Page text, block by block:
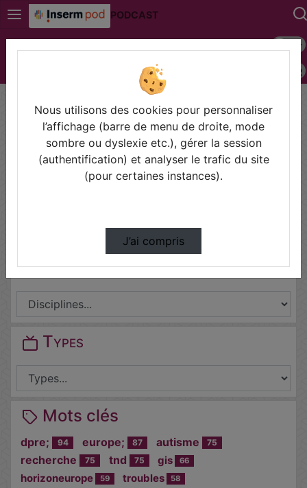
PODCAST
Mode
Police
Contactez nous
Champs obligatoires
Les champs marqués avec un astérisque sont
obligatoires.
Disciplines
Types
Mots clés
dpre; 94 europe; 87 autisme 75
recherche 75 tnd 75 gis 66
horizoneurope 59 troubles 58
Nous utilisons des cookies pour personnaliser
l’affichage (barre de menu de droite, mode
sombre ou dyslexie etc.), gérer la session
(authentification) et analyser le trafic du site
(pour certaines instances).
J’ai compris